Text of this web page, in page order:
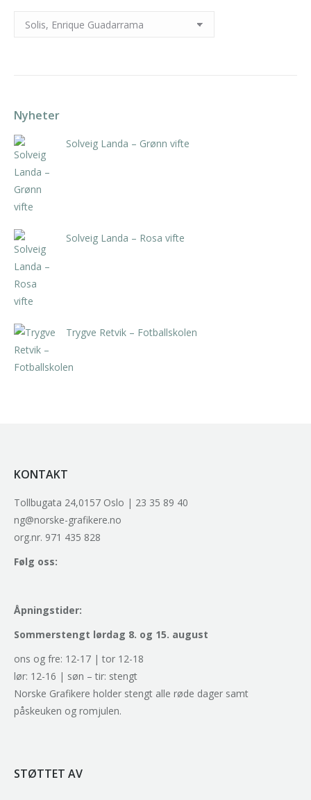
Nyheter
Solveig Landa – Grønn vifte
Solveig Landa – Rosa vifte
Trygve Retvik – Fotballskolen
KONTAKT
Tollbugata 24,0157 Oslo | 23 35 89 40
ng@norske-grafikere.no
org.nr. 971 435 828
Følg oss:
Åpningstider:
Sommerstengt lørdag 8. og 15. august
ons og fre: 12-17 | tor 12-18
lør: 12-16 | søn – tir: stengt
Norske Grafikere holder stengt alle røde dager samt
påskeuken og romjulen.
STØTTET AV